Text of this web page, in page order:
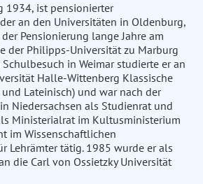
1934, ist pensionierter
an den Universitäten in Oldenburg,
Pensionierung lange Jahre am
der Philipps-Universität zu Marburg
in Weimar studierte er an
Halle-Wittenberg Klassische
Lateinisch) und war nach der
Niedersachsen als Studienrat und
Ministerialrat im Kultusministerium
im Wissenschaftlichen
Lehrämter tätig. 1985 wurde er als
die Carl von Ossietzky Universität